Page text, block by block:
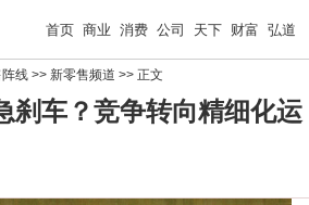
首页 商业 消费 公司 天下 财富 弘道
阵线 >> 新零售频道 >> 正文
刹车？竞争转向精细化运